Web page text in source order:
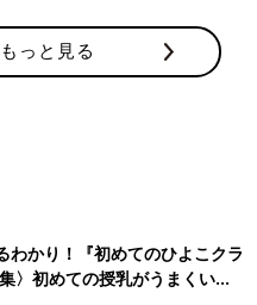
っと見る
わかり！『初めてのひよこクラ
〉初めての授乳がうまくい